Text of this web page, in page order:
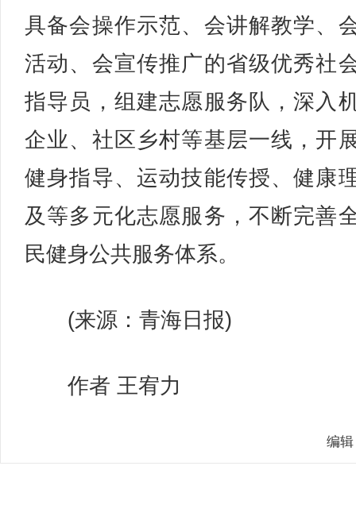
具备会操作示范、会讲解教学、
活动、会宣传推广的省级优秀社
指导员，组建志愿服务队，深入
企业、社区乡村等基层一线，开
健身指导、运动技能传授、健康
及等多元化志愿服务，不断完善
民健身公共服务体系。
(来源：青海日报)
作者 王宥力
编